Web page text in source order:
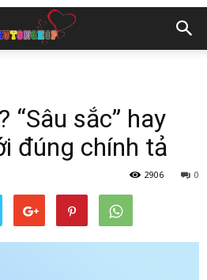
“Sâu sắc” hay
đúng chính tả
0
2906